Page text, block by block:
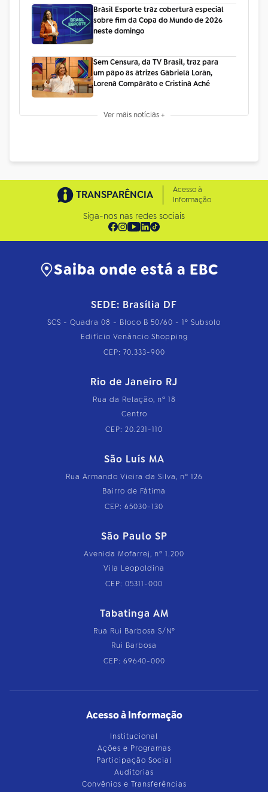
Brasil Esporte traz cobertura especial
sobre fim da Copa do Mundo de 2026
neste domingo
Sem Censura, da TV Brasil, traz para
um papo as atrizes Gabriela Loran,
Lorena Comparato e Cristina Aché
Ver mais notícias +
TRANSPARÊNCIA
Acesso à
Informação
Siga-nos nas redes sociais
Saiba onde está a EBC
SEDE: Brasília DF
SCS - Quadra 08 - Bloco B 50/60 - 1º Subsolo
Edifício Venâncio Shopping
CEP: 70.333-900
Rio de Janeiro RJ
Rua da Relação, nº 18
Centro
CEP: 20.231-110
São Luís MA
Rua Armando Vieira da Silva, nº 126
Bairro de Fátima
CEP: 65030-130
São Paulo SP
Avenida Mofarrej, nº 1.200
Vila Leopoldina
CEP: 05311-000
Tabatinga AM
Rua Rui Barbosa S/Nº
Rui Barbosa
CEP: 69640-000
Acesso à Informação
Institucional
Ações e Programas
Participação Social
Auditorias
Convênios e Transferências